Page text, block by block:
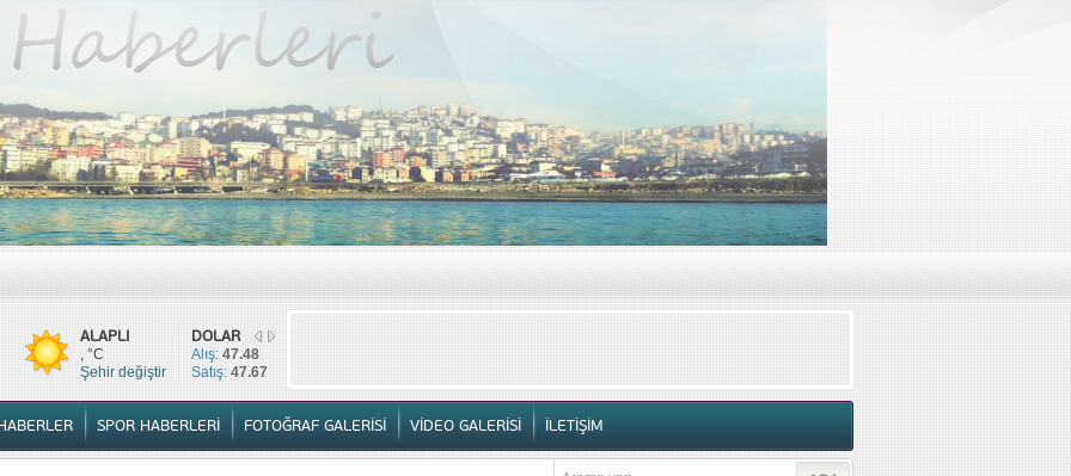
TÜM HABERLER YURTTAN HABERLER SPOR HABERLERİ FOTOĞRAF GALERİSİ VİDEO GALERİSİ İLETİŞİM
DOLAR
Alış:47.48
Satış:47.67
ALAPLI
, °C
Şehir değiştir
SPOR HABERLERİ FOTOĞRAF GALERİSİ VİDEO GALERİSİ İLETİŞİM